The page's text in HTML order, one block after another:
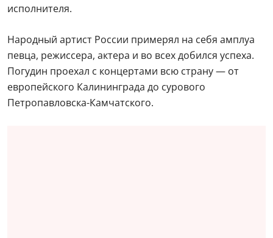
исполнителя.
Народный артист России примерял на себя амплуа
певца, режиссера, актера и во всех добился успеха.
Погудин проехал с концертами всю страну — от
европейского Калининграда до сурового
Петропавловска-Камчатского.